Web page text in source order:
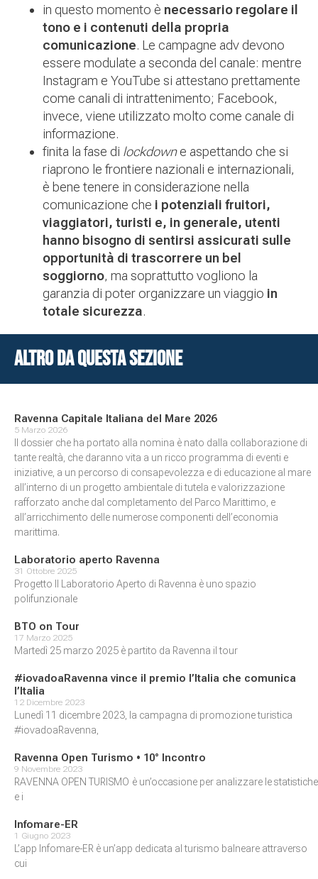
in questo momento è necessario regolare il
tono e i contenuti della propria
comunicazione. Le campagne adv devono
essere modulate a seconda del canale: mentre
Instagram e YouTube si attestano prettamente
come canali di intrattenimento; Facebook,
invece, viene utilizzato molto come canale di
informazione.
finita la fase di lockdowne aspettando che si
riaprono le frontiere nazionali e internazionali,
è bene tenere in considerazione nella
comunicazione che i potenziali fruitori,
viaggiatori, turisti e, in generale, utenti
hanno bisogno di sentirsi assicurati sulle
opportunità di trascorrere un bel
soggiorno, ma soprattutto vogliono la
garanzia di poter organizzare un viaggio in
totale sicurezza.
Altro da questa sezione
Ravenna Capitale Italiana del Mare 2026
5 Marzo 2026
Il dossier che ha portato alla nomina è nato dalla collaborazione di
tante realtà, che daranno vita a un ricco programma di eventi e
iniziative, a un percorso di consapevolezza e di educazione al mare
all’interno di un progetto ambientale di tutela e valorizzazione
rafforzato anche dal completamento del Parco Marittimo, e
all’arricchimento delle numerose componenti dell’economia
marittima.
Laboratorio aperto Ravenna
31 Ottobre 2025
Progetto Il Laboratorio Aperto di Ravenna è uno spazio
polifunzionale
BTO on Tour
17 Marzo 2025
Martedì 25 marzo 2025 è partito da Ravenna il tour
#iovadoaRavenna vince il premio l’Italia che comunica
l’Italia
12 Dicembre 2023
Lunedì 11 dicembre 2023, la campagna di promozione turistica
#iovadoaRavenna,
Ravenna Open Turismo • 10° Incontro
9 Novembre 2023
RAVENNA OPEN TURISMO è un’occasione per analizzare le statistiche
e i
Infomare-ER
1 Giugno 2023
L’app Infomare-ER è un’app dedicata al turismo balneare attraverso
cui